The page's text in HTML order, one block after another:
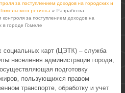
за поступлением доходов на городских и
региона » Разработка
за поступлением доходов на
в городе Гомеле
социальных карт (ЦЭТК) – служба
населения администрации города,
подготовку
пользующихся правом
транспорте, обработку и учет